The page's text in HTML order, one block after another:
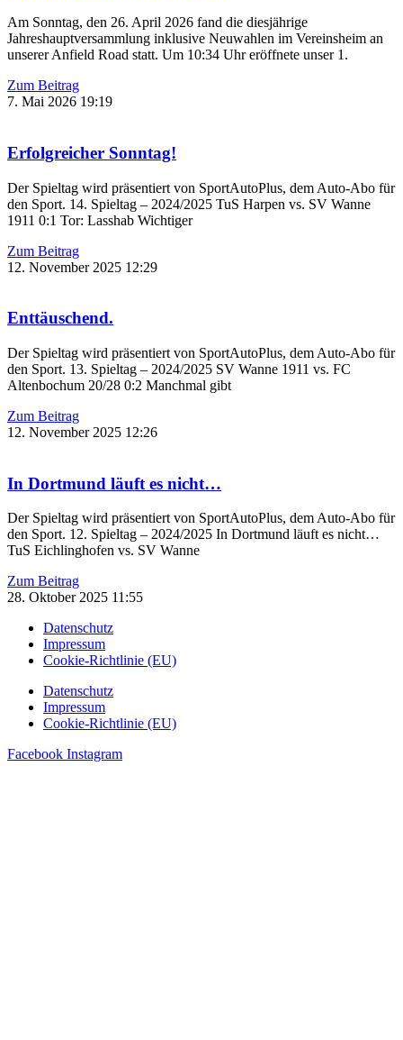
Am Sonntag, den 26. April 2026 fand die diesjährige
Jahreshauptversammlung inklusive Neuwahlen im Vereinsheim an
unserer Anfield Road statt. Um 10:34 Uhr eröffnete unser 1.
Zum Beitrag
7. Mai 2026 19:19
Erfolgreicher Sonntag!
Der Spieltag wird präsentiert von SportAutoPlus, dem Auto-Abo für
den Sport. 14. Spieltag – 2024/2025 TuS Harpen vs. SV Wanne
1911 0:1 Tor: Lasshab Wichtiger
Zum Beitrag
12. November 2025 12:29
Enttäuschend.
Der Spieltag wird präsentiert von SportAutoPlus, dem Auto-Abo für
den Sport. 13. Spieltag – 2024/2025 SV Wanne 1911 vs. FC
Altenbochum 20/28 0:2 Manchmal gibt
Zum Beitrag
12. November 2025 12:26
In Dortmund läuft es nicht…
Der Spieltag wird präsentiert von SportAutoPlus, dem Auto-Abo für
den Sport. 12. Spieltag – 2024/2025 In Dortmund läuft es nicht…
TuS Eichlinghofen vs. SV Wanne
Zum Beitrag
28. Oktober 2025 11:55
Datenschutz
Impressum
Cookie-Richtlinie (EU)
Datenschutz
Impressum
Cookie-Richtlinie (EU)
Facebook Instagram